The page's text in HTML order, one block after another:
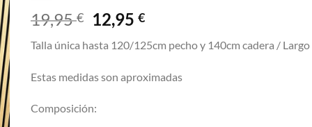
19,95€
El
precio
original
19,95 €.
12,95€El
actual
12,95 €.
Talla única hasta 120/125cm pecho y 140cm cadera /
Estas medidas son aproximadas
Composición: